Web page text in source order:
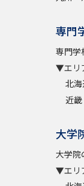
専門
専門学
▼エリ
北
近畿
大学
大学院
▼エリ